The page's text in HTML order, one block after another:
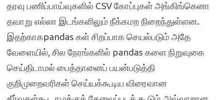
தரவு பணிப்பாய்வுகளில் CSV கோப்புகள் அங்கிங்கெனா
தவாறு எல்லா இடங்களிலும் நீக்கமற நிறைந்துள்ளன.
இதற்காகpandas கள் சிறப்பாக செயல்படும் அதே
வேளையில், சில நேரங்களில் pandas களை நிறுவுகை
செய்திடாமல் பைத்தானைப் பயன்படுத்தி
குறிமுறைவரிகள் செய்யக்கூடிய விரைவான